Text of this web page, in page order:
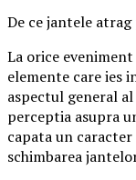
De ce jantele
La orice
elemente care ies
aspectul general
perceptia asupra
capata un
schimbarea